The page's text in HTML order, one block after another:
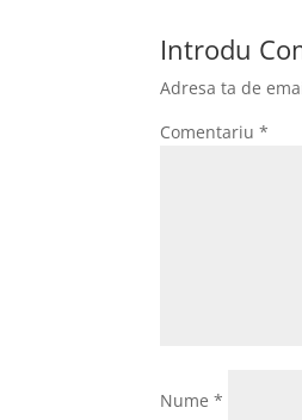
b
o
o
k
d
o
n
Introdu
Adresa ta de
Comentariu*
Nume*